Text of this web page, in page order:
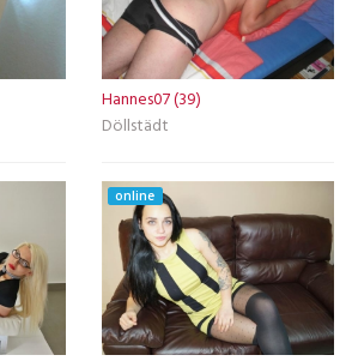
Hannes07 (39)
Döllstädt
online